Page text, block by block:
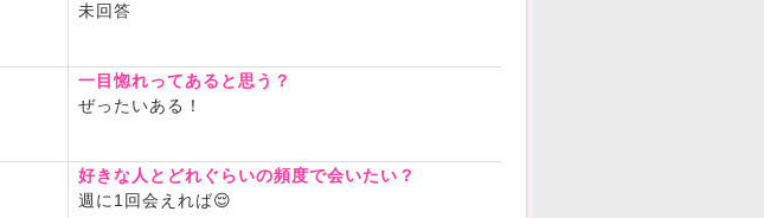
未回答
一目惚れってあると思う？
ぜったいある！
好きな人とどれぐらいの頻度で会いたい？
週に1回会えれば😌